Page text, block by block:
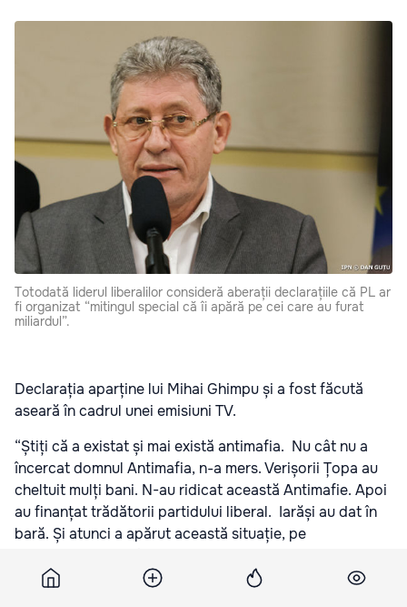
Totodată liderul liberalilor consideră aberații declarațiile că PL ar
fi organizat “mitingul special că îi apără pe cei care au furat
miliardul”.
Declarația aparține lui Mihai Ghimpu și a fost făcută
aseară în cadrul unei emisiuni TV.
“Știți că a existat și mai există antimafia. Nu cât nu a
încercat domnul Antimafia, n-a mers. Verișorii Țopa au
cheltuit mulți bani. N-au ridicat această Antimafie. Apoi
au finanțat trădătorii partidului liberal. Iarăși au dat în
bară. Și atunci a apărut această situație, pe
nemulțumită, având televiziunea aceasta (Jurnal TV